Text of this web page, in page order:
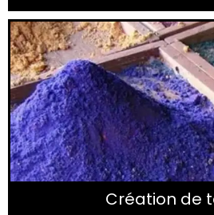
Création de